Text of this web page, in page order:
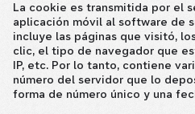
La cookie es transmitida por el
aplicación móvil al software de
incluye las páginas que visitó,
clic, el tipo de navegador que
IP, etc. Por lo tanto, contiene
número del servidor que lo
forma de número único y una